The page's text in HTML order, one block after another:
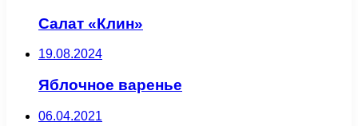
Салат «Клин»
19.08.2024
Яблочное варенье
06.04.2021